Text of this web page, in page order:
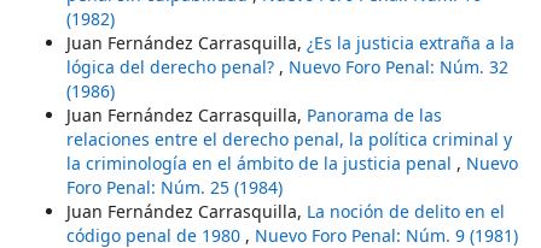
(1982)
Juan Fernández Carrasquilla, ¿Es la justicia extraña a la
lógica del derecho penal? , Nuevo Foro Penal: Núm. 32
(1986)
Juan Fernández Carrasquilla, Panorama de las
relaciones entre el derecho penal, la política criminal y
la criminología en el ámbito de la justicia penal , Nuevo
Foro Penal: Núm. 25 (1984)
Juan Fernández Carrasquilla, La noción de delito en el
código penal de 1980 , Nuevo Foro Penal: Núm. 9 (1981)